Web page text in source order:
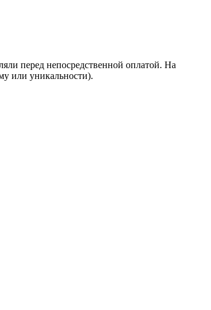
перед непосредственной оплатой. На
или уникальности).